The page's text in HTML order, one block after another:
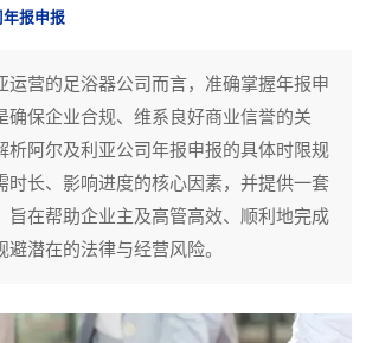
年报申报
运营的足浴器公司而言，准确掌握年报申
确保企业合规、维系良好商业信誉的关
析阿尔及利亚公司年报申报的具体时限规
时长、影响进度的核心因素，并提供一套
旨在帮助企业主及高管高效、顺利地完成
避潜在的法律与经营风险。